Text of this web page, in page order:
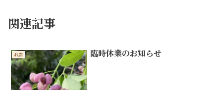
関連記事
お店 臨時休業のお知らせ